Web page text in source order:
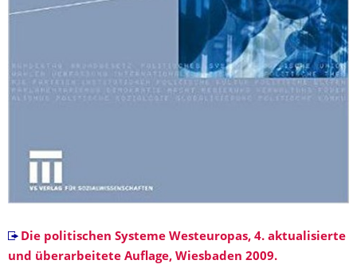
Die politischen Systeme Westeuropas, 4. aktualisierte
und überarbeitete Auflage, Wiesbaden 2009.